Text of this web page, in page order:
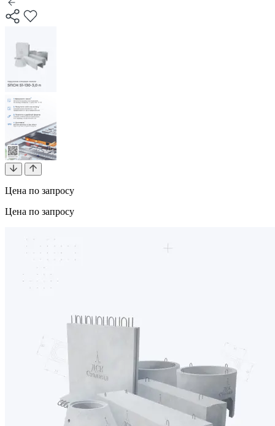
Цена по запросу
Цена по запросу